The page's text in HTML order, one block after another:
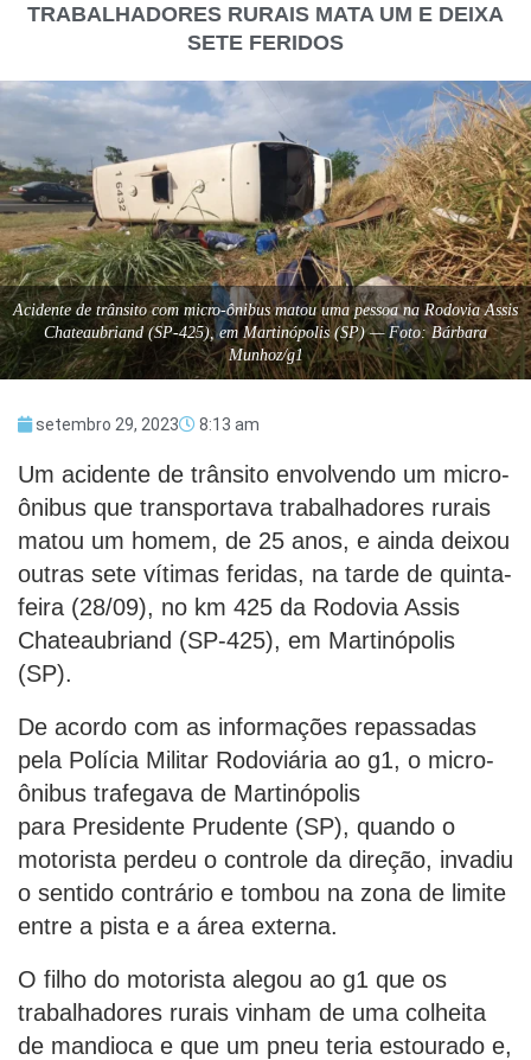
TRABALHADORES RURAIS MATA UM E DEIXA
SETE FERIDOS
Acidente de trânsito com micro-ônibus matou uma pessoa na Rodovia Assis
Chateaubriand (SP-425), em Martinópolis (SP) — Foto: Bárbara
Munhoz/g1
setembro 29, 2023 8:13 am
Um acidente de trânsito envolvendo um micro-
ônibus que transportava trabalhadores rurais
matou um homem, de 25 anos, e ainda deixou
outras sete vítimas feridas, na tarde de quinta-
feira (28/09), no km 425 da Rodovia Assis
Chateaubriand (SP-425), em Martinópolis
(SP).
De acordo com as informações repassadas
pela Polícia Militar Rodoviária ao g1, o micro-
ônibus trafegava de Martinópolis
para Presidente Prudente (SP), quando o
motorista perdeu o controle da direção, invadiu
o sentido contrário e tombou na zona de limite
entre a pista e a área externa.
O filho do motorista alegou ao g1 que os
trabalhadores rurais vinham de uma colheita
de mandioca e que um pneu teria estourado e,